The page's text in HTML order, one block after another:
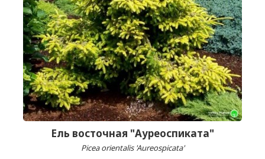
Ель восточная "Ауреоспиката"
Picea orientalis 'Aureospicata'